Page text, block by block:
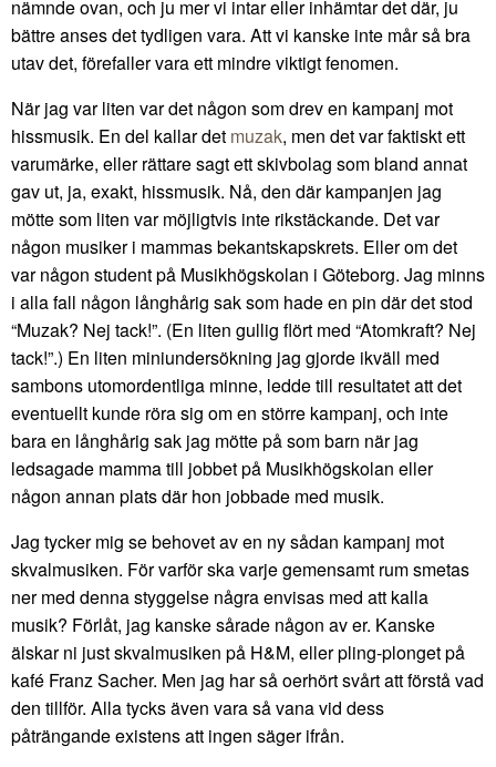
nämnde ovan, och ju mer vi intar eller inhämtar det där, ju
bättre anses det tydligen vara. Att vi kanske inte mår så bra
utav det, förefaller vara ett mindre viktigt fenomen.
När jag var liten var det någon som drev en kampanj mot
hissmusik. En del kallar det muzak, men det var faktiskt ett
varumärke, eller rättare sagt ett skivbolag som bland annat
gav ut, ja, exakt, hissmusik. Nå, den där kampanjen jag
mötte som liten var möjligtvis inte rikstäckande. Det var
någon musiker i mammas bekantskapskrets. Eller om det
var någon student på Musikhögskolan i Göteborg. Jag minns
i alla fall någon långhårig sak som hade en pin där det stod
“Muzak? Nej tack!”. (En liten gullig flört med “Atomkraft? Nej
tack!”.) En liten miniundersökning jag gjorde ikväll med
sambons utomordentliga minne, ledde till resultatet att det
eventuellt kunde röra sig om en större kampanj, och inte
bara en långhårig sak jag mötte på som barn när jag
ledsagade mamma till jobbet på Musikhögskolan eller
någon annan plats där hon jobbade med musik.
Jag tycker mig se behovet av en ny sådan kampanj mot
skvalmusiken. För varför ska varje gemensamt rum smetas
ner med denna styggelse några envisas med att kalla
musik? Förlåt, jag kanske sårade någon av er. Kanske
älskar ni just skvalmusiken på H&M, eller pling-plonget på
kafé Franz Sacher. Men jag har så oerhört svårt att förstå vad
den tillför. Alla tycks även vara så vana vid dess
påträngande existens att ingen säger ifrån.